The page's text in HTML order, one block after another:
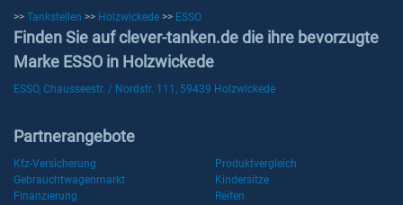
>> Tankstellen >> Holzwickede >> ESSO
Finden Sie auf clever-tanken.de die ihre bevorzugte
Marke ESSO in Holzwickede
ESSO, Chausseestr. / Nordstr. 111, 59439 Holzwickede
Partnerangebote
Kfz-Versicherung
Produktvergleich
Gebrauchtwagenmarkt
Kindersitze
Finanzierung
Reifen